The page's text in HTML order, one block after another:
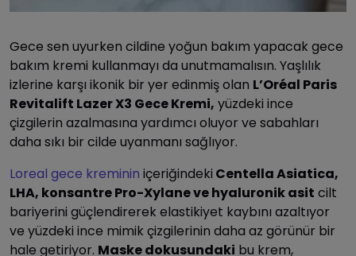
Gece sen uyurken cildine yoğun bakım yapacak gece
bakım kremi kullanmayı da unutmamalısın. Yaşlılık
izlerine karşı ikonik bir yer edinmiş olan L’Oréal Paris
Revitalift Lazer X3 Gece Kremi, yüzdeki ince
çizgilerin azalmasına yardımcı oluyor ve sabahları
daha sıkı bir cilde uyanmanı sağlıyor.
Loreal gece kreminin içeriğindeki Centella Asiatica,
LHA, konsantre Pro-Xylane ve hyaluronik asit cilt
bariyerini güçlendirerek elastikiyet kaybını azaltıyor
ve yüzdeki ince mimik çizgilerinin daha az görünür bir
hale getiriyor. Maske dokusundaki bu krem,